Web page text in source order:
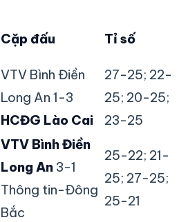
Cặp đấu Tỉ số
VTV Bình Điền
Long An 1-3
HCĐG Lào Cai
27-25; 22-
25; 20-25;
23-25
VTV Bình Điền
Long An 3-1
Thông tin-Đông
Bắc
25-22; 21-
25; 27-25;
25-21